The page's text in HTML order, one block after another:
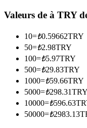
Devenez un trader
Profitez du partage
trading
Valeurs de à TRY
10=₺0.59662TRY
50=₺2.98TRY
100=₺5.97TRY
500=₺29.83TRY
1000=₺59.66TRY
5000=₺298.31TRY
10000=₺596.63
50000=₺2983.13